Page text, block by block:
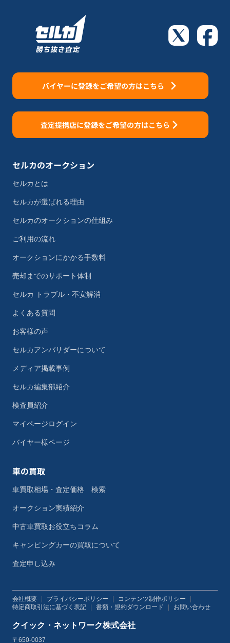
バイヤーに登録をご希望の方はこちら
査定提携店に登録をご希望の方はこちら
セルカのオークション
セルカとは
セルカが選ばれる理由
セルカのオークションの仕組み
ご利用の流れ
オークションにかかる手数料
売却までのサポート体制
セルカ トラブル・不安解消
よくある質問
お客様の声
セルカアンバサダーについて
メディア掲載事例
セルカ編集部紹介
検査員紹介
マイページログイン
バイヤー様ページ
車の買取
車買取相場・査定価格 検索
オークション実績紹介
中古車買取お役立ちコラム
キャンピングカーの買取について
査定申し込み
会社概要 プライバシーポリシー コンテンツ制作ポリシー
特定商取引法に基づく表記
書類・規約ダウンロード お問い合わせ
クイック・ネットワーク株式会社
〒650-0037